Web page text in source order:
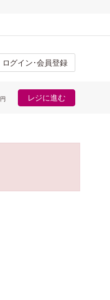
ログイン･会員登録
円 レジに進む